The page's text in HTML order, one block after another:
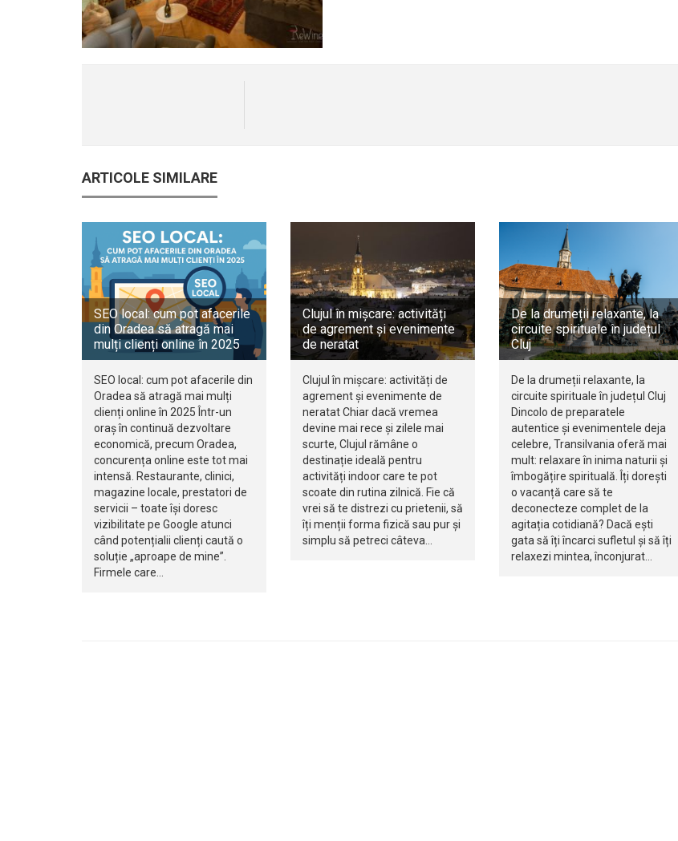
ARTICOLE SIMILARE
SEO local: cum pot afacerile
din Oradea să atragă mai
mulți clienți online în 2025
SEO local: cum pot afacerile din
Oradea să atragă mai mulți
clienți online în 2025 Într-un
oraș în continuă dezvoltare
economică, precum Oradea,
concurența online este tot mai
intensă. Restaurante, clinici,
magazine locale, prestatori de
servicii – toate își doresc
vizibilitate pe Google atunci
când potențialii clienți caută o
soluție „aproape de mine”.
Firmele care…
Clujul în mișcare: activități
de agrement și evenimente
de neratat
Clujul în mișcare: activități de
agrement și evenimente de
neratat Chiar dacă vremea
devine mai rece și zilele mai
scurte, Clujul rămâne o
destinație ideală pentru
activități indoor care te pot
scoate din rutina zilnică. Fie că
vrei să te distrezi cu prietenii, să
îți menții forma fizică sau pur și
simplu să petreci câteva…
De la drumeții relaxante, la
circuite spirituale în județul
Cluj
De la drumeții relaxante, la
circuite spirituale în județul Cluj
Dincolo de preparatele
autentice și evenimentele deja
celebre, Transilvania oferă mai
mult: relaxare în inima naturii și
îmbogățire spirituală. Îți dorești
o vacanță care să te
deconecteze complet de la
agitația cotidiană? Dacă ești
gata să îți încarci sufletul și să îți
relaxezi mintea, înconjurat…